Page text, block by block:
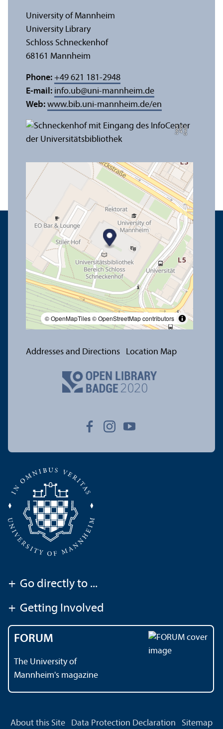
C
r
e
di
t:
A
n
n
a
L
o
g
u
e
© OpenMapTiles© OpenStreetMap contributors
University of Mannheim
University Library
Schloss Schneckenhof
68161 Mannheim
Phone: +49 621 181-2948
E-mail: info.ub@uni-mannheim.de
Web: www.bib.uni-mannheim.de/en
Addresses and Directions Location Map
+ Go directly to ...
+ Getting Involved
FORUM
The University of
Mannheim's magazine
About this Site Data Protection Declaration Sitemap